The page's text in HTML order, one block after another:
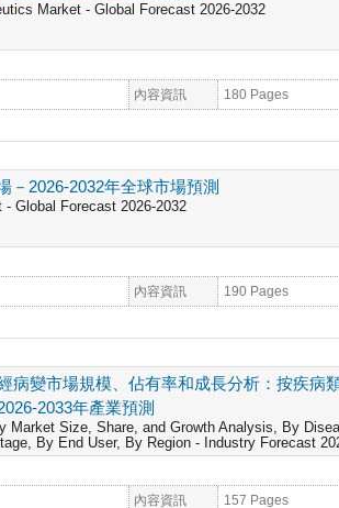
Market - Global Forecast 2026-2032
內容資訊 180 Pages
－2026-2032年全球市場預測
Global Forecast 2026-2032
內容資訊 190 Pages
病變市場規模、佔有率和成長分析：按疾病
2033年產業預測
Market Size, Share, and Growth Analysis, By
By End User, By Region - Industry Forecast
內容資訊 157 Pages